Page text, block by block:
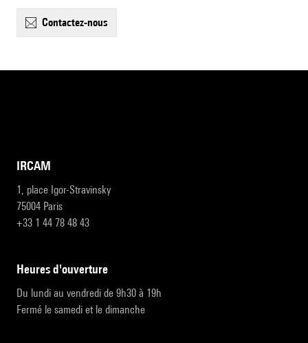
contactez-nous
IRCAM
1, place Igor-Stravinsky
75004 Paris
+33 1 44 78 48 43
heures d'ouverture
Du lundi au vendredi de 9h30 à 19h
Fermé le samedi et le dimanche